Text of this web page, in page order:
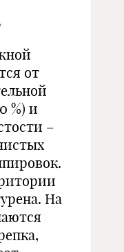
от
%) и
–
На